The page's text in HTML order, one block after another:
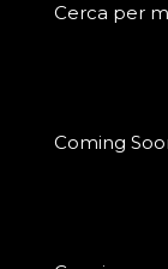
Cerca per
Coming